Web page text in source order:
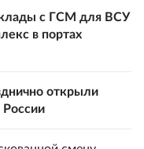
с ГСМ для ВСУ
в портах
открыли
России